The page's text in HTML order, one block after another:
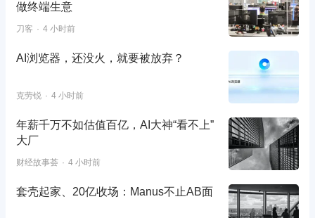
做终端生意
刀客 4 小时前
AI浏览器，还没火，就要被放弃？
克劳锐 4 小时前
年薪千万不如估值百亿，AI大神“看不上”
大厂
财经故事荟 4 小时前
套壳起家、20亿收场：Manus不止AB面